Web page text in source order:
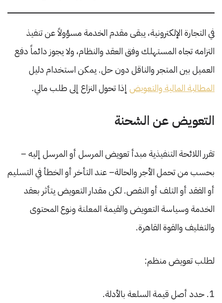
في التجارة الإلكترونية، يبقى مقدم الخدمة مسؤولاً عن تنفيذ
التزامه تجاه المستهلك وفق العقد والنظام، ولا يجوز دائماً دفع
العميل بين المتجر والناقل دون حل. يمكن استخدام دليل
المطالبة المالية والتعويض إذا تحول النزاع إلى طلب مالي.
التعويض عن الشحنة
تقرر اللائحة التنفيذية مبدأ تعويض المرسل أو المرسل إليه –
بحسب من تحمل الأجر والحالة– عند التأخر أو الخطأ في التسليم
أو الفقد أو التلف أو النقص. لكن مقدار التعويض يتأثر بعقد
الخدمة وسياسة التعويض والقيمة المعلنة ونوع المحتوى
والتغليف والقوة القاهرة.
لطلب تعويض منظم:
حدد أصل قيمة السلعة بالأدلة.